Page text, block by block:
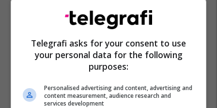
Telegrafi asks for your consent to use
your personal data for the following
purposes:
Personalised advertising and content, advertising and
content measurement, audience research and
services development